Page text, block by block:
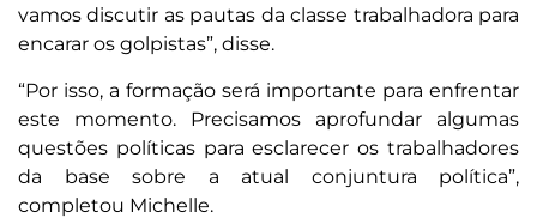
vamos discutir as pautas da classe trabalhadora para
encarar os golpistas”, disse.
“Por isso, a formação será importante para enfrentar
este momento. Precisamos aprofundar algumas
questões políticas para esclarecer os trabalhadores
da base sobre a atual conjuntura política”,
completou Michelle.